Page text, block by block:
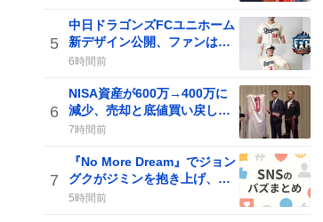
5
中日ドラゴンズFCユニホーム
新デザイン公開、ファンは
「かわいい」「レトロ」など
6時間前
6
NISA資産が600万→400万に
減少、売却と底値買い戻し議
論がSNSで拡散
7時間前
7
『No More Dream』でジョン
グクがジミンを抱き上げ、フ
ァン歓喜の瞬間が話題に
5時間前